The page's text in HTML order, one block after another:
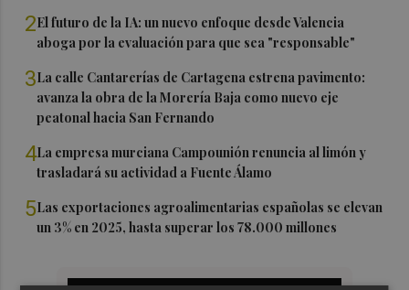
2El futuro de la IA: un nuevo enfoque desde Valencia
aboga por la evaluación para que sea "responsable"
3La calle Cantarerías de Cartagena estrena pavimento:
avanza la obra de la Morería Baja como nuevo eje
peatonal hacia San Fernando
4La empresa murciana Campounión renuncia al limón y
trasladará su actividad a Fuente Álamo
5Las exportaciones agroalimentarias españolas se elevan
un 3% en 2025, hasta superar los 78.000 millones